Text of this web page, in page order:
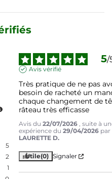
5
2
1
5/
Avis vérifié
Très pratique de ne pas
besoin de racheté un
chaque changement de
râteau très efficasse
Avis du22/07/2026 , suite à
expérience du29/04/2026 par
LAURETTE D.
Utile(0) Signaler